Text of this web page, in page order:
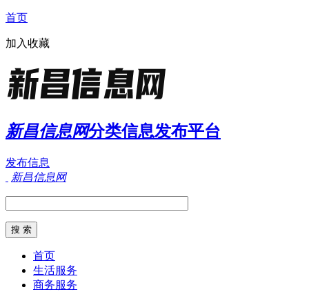
首页
加入收藏
新昌信息网分类信息发布平台
发布信息
新昌信息网
首页
生活服务
商务服务